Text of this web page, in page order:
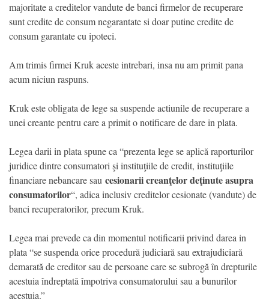
majoritate a creditelor vandute de banci firmelor de recuperare
sunt credite de consum negarantate si doar putine credite de
consum garantate cu ipoteci.
Am trimis firmei Kruk aceste intrebari, insa nu am primit pana
acum niciun raspuns.
Kruk este obligata de lege sa suspende actiunile de recuperare a
unei creante pentru care a primit o notificare de dare in plata.
Legea darii in plata spune ca “prezenta lege se aplică raporturilor
juridice dintre consumatori şi instituţiile de credit, instituţiile
financiare nebancare sau cesionarii creanţelor deţinute asupra
consumatorilor“, adica inclusiv creditelor cesionate (vandute) de
banci recuperatorilor, precum Kruk.
Legea mai prevede ca din momentul notificarii privind darea in
plata “se suspenda orice procedură judiciară sau extrajudiciară
demarată de creditor sau de persoane care se subrogă în drepturile
acestuia îndreptată împotriva consumatorului sau a bunurilor
acestuia.”